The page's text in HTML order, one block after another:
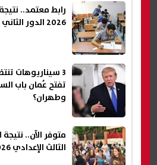
رابط معتمد..
2026 الدور الثاني محافظة الشرقية
3 سيناريوهات
تفتح عُمان باب
وطهران؟
متوفر الآن..
الثالث الإعدادي 2026 بالاسم فقط